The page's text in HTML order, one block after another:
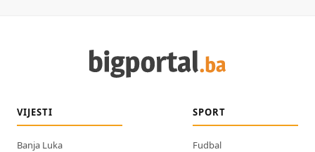
VIJESTI
Banja Luka
SPORT
Fudbal